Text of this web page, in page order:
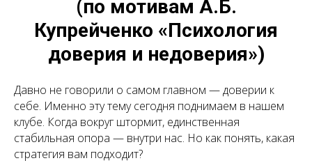
(по мотивам А.Б.
Купрейченко «Психология
доверия и недоверия»)
Давно не говорили о самом главном — доверии к
себе. Именно эту тему сегодня поднимаем в нашем
клубе. Когда вокруг штормит, единственная
стабильная опора — внутри нас. Но как понять, какая
стратегия вам подходит?